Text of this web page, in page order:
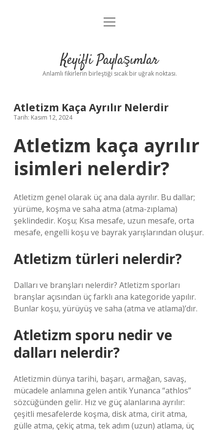
Anasayfa
Yasal Uyarı
menüyü
Keyifli Paylaşımlar
Anlamlı fikirlerin birleştiği sıcak bir uğrak noktası.
Atletizm Kaça Ayrılır Nelerdir
Tarih: Kasım 12, 2024
Atletizm kaça ayrılır
isimleri nelerdir?
Atletizm genel olarak üç ana dala ayrılır. Bu dallar;
yürüme, koşma ve saha atma (atma-zıplama)
şeklindedir. Koşu; Kısa mesafe, uzun mesafe, orta
mesafe, engelli koşu ve bayrak yarışlarından oluşur.
Atletizm türleri nelerdir?
Dalları ve branşları nelerdir? Atletizm sporları
branşlar açısından üç farklı ana kategoride yapılır.
Bunlar koşu, yürüyüş ve saha (atma ve atlama)’dır.
Atletizm sporu nedir ve
dalları nelerdir?
Atletizmin dünya tarihi, başarı, armağan, savaş,
mücadele anlamına gelen antik Yunanca “athlos”
sözcüğünden gelir. Hız ve güç alanlarına ayrılır:
çeşitli mesafelerde koşma, disk atma, cirit atma,
gülle atma, çekiç atma, tek adım (uzun) atlama, üç